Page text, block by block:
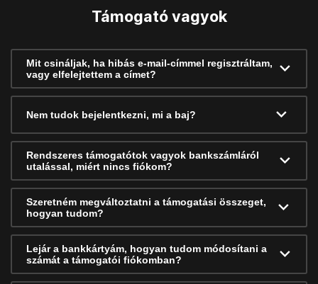
Támogató vagyok
Mit csináljak, ha hibás e-mail-címmel regisztráltam,
vagy elfelejtettem a címet?
Nem tudok bejelentkezni, mi a baj?
Rendszeres támogatótok vagyok bankszámláról
utalással, miért nincs fiókom?
Szeretném megváltoztatni a támogatási összeget,
hogyan tudom?
Lejár a bankkártyám, hogyan tudom módosítani a
számát a támogatói fiókomban?